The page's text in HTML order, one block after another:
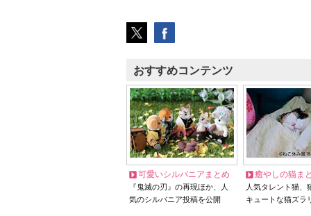
おすすめコンテンツ
可愛いシルバニアまとめ
『鬼滅の刃』の再現ほか、人
気のシルバニア投稿を公開
癒やしの猫ま
人気タレント猫
キュートな猫ズラ